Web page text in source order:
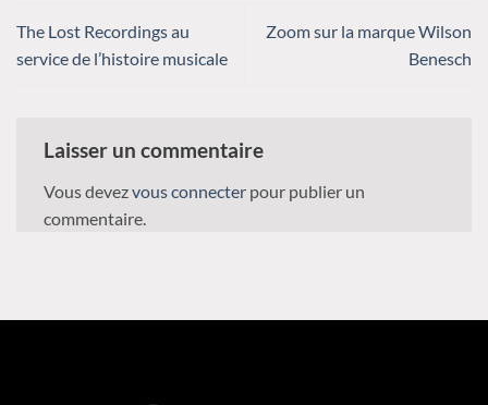
The Lost Recordings au
service de l’histoire musicale
Zoom sur la marque Wilson
Benesch
Laisser un commentaire
Vous devezvous connecter pour publier un
commentaire.